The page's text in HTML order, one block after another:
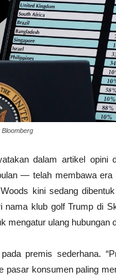
dalam artikel opini
— telah membawa era
kini sedang
klub golf Trump di
mengatur ulang hubungan
premis sederhana.
konsumen paling